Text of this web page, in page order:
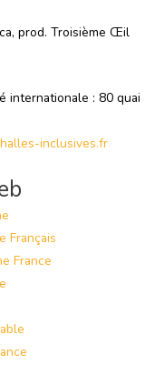
prod. Troisième Œil
internationale : 80 quai
inclusives.fr
Français
France